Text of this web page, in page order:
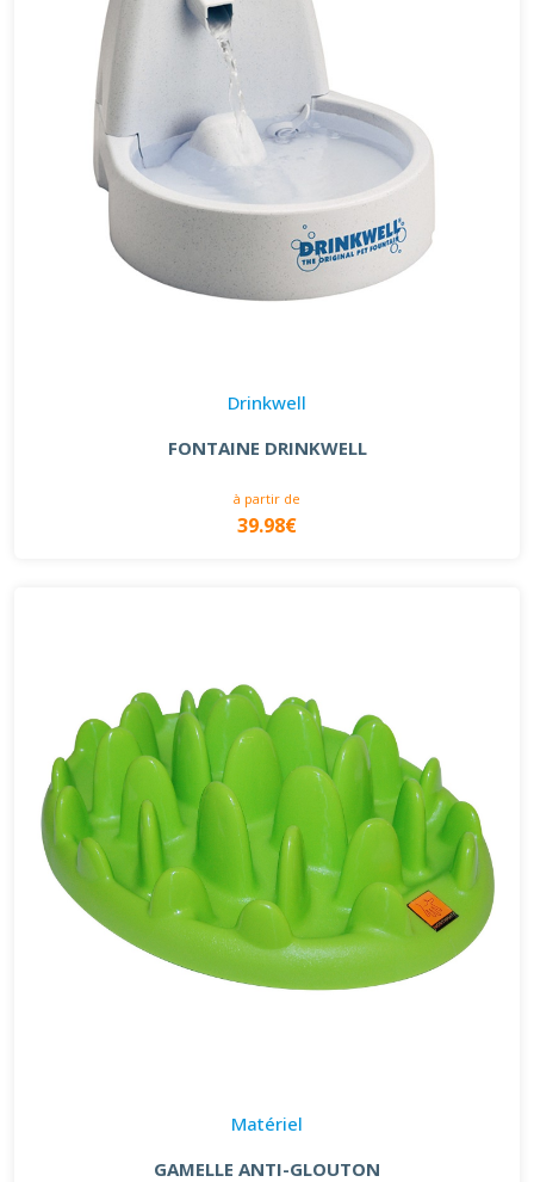
Drinkwell
FONTAINE DRINKWELL
à partir de
39.98€
Matériel
GAMELLE ANTI-GLOUTON